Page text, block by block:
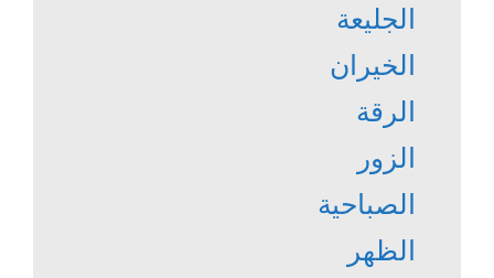
الجليعة
الخيران
الرقة
الزور
الصباحية
الظهر